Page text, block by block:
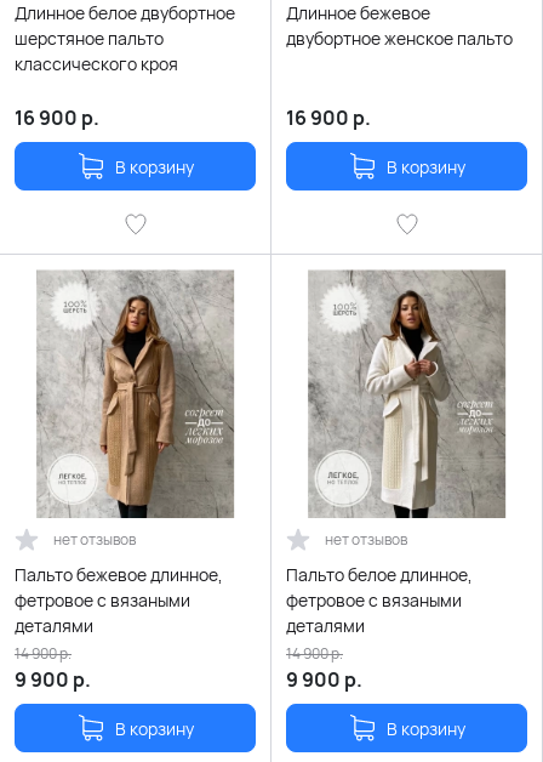
Длинное белое двубортное
шерстяное пальто
классического кроя
16 900 р.
В корзину
Длинное бежевое
двубортное женское пальто
16 900 р.
В корзину
нет отзывов
Пальто бежевое длинное,
фетровое с вязаными
деталями
9 900 р.
14 900р.
В корзину
нет отзывов
Пальто белое длинное,
фетровое с вязаными
деталями
9 900 р.
14 900р.
В корзину